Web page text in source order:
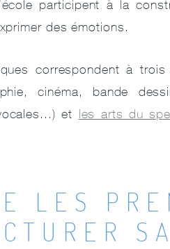
participent à la
des émotions.
correspondent à trois
cinéma, bande
et les arts du
LES